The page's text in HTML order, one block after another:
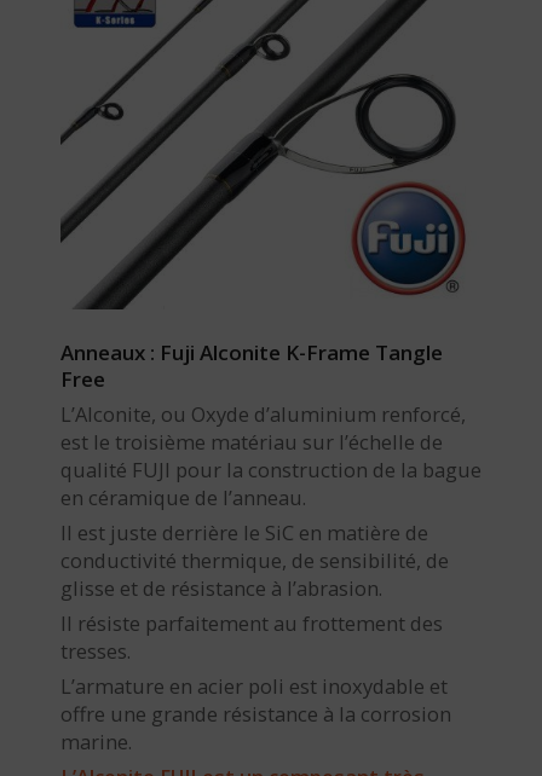
Anneaux : Fuji Alconite K-Frame Tangle
Free
L’Alconite, ou Oxyde d’aluminium renforcé,
est le troisième matériau sur l’échelle de
qualité FUJI pour la construction de la bague
en céramique de l’anneau.
Il est juste derrière le SiC en matière de
conductivité thermique, de sensibilité, de
glisse et de résistance à l’abrasion.
Il résiste parfaitement au frottement des
tresses.
L’armature en acier poli est inoxydable et
offre une grande résistance à la corrosion
marine.